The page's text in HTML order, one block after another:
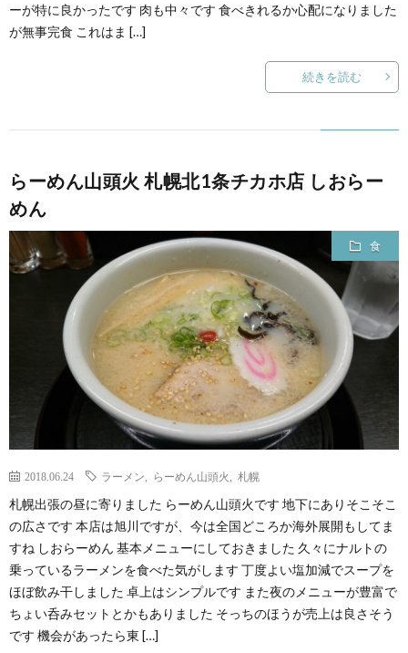
ーが特に良かったです 肉も中々です 食べきれるか心配になりました
が無事完食 これはま […]
続きを読む
らーめん山頭火 札幌北1条チカホ店 しおらー
めん
食
2018.06.24 ラーメン らーめん山頭火 札幌
札幌出張の昼に寄りました らーめん山頭火です 地下にありそこそこ
の広さです 本店は旭川ですが、今は全国どころか海外展開もしてま
すね しおらーめん 基本メニューにしておきました 久々にナルトの
乗っているラーメンを食べた気がします 丁度よい塩加減でスープを
ほぼ飲み干しました 卓上はシンプルです また夜のメニューが豊富で
ちょい呑みセットとかもありました そっちのほうが売上は良さそう
です 機会があったら東 […]